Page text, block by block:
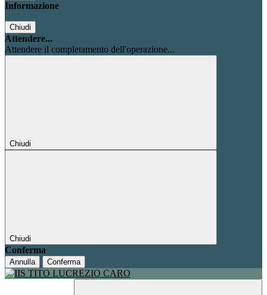
Informazione
Chiudi
Attendere...
Attendere il completamento dell'operazione...
Chiudi
Chiudi
Conferma
Annulla Conferma